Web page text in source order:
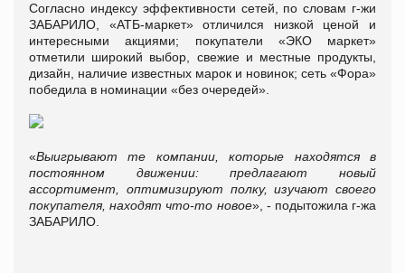
Согласно индексу эффективности сетей, по словам г-жи
ЗАБАРИЛО, «АТБ-маркет» отличился низкой ценой и
интересными акциями; покупатели «ЭКО маркет»
отметили широкий выбор, свежие и местные продукты,
дизайн, наличие известных марок и новинок; сеть «Фора»
победила в номинации «без очередей».
«Выигрывают те компании, которые находятся в
постоянном движении: предлагают новый
ассортимент, оптимизируют полку, изучают своего
покупателя, находят что-то новое», - подытожила г-жа
ЗАБАРИЛО.